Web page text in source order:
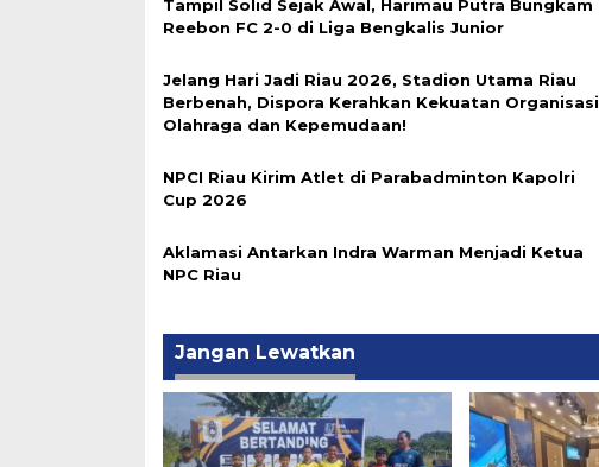
Tampil Solid Sejak Awal, Harimau Putra Bungkam
Reebon FC 2-0 di Liga Bengkalis Junior
Jelang Hari Jadi Riau 2026, Stadion Utama Riau
Berbenah, Dispora Kerahkan Kekuatan Organisasi
Olahraga dan Kepemudaan!
NPCI Riau Kirim Atlet di Parabadminton Kapolri
Cup 2026
Aklamasi Antarkan Indra Warman Menjadi Ketua
NPC Riau
Jangan Lewatkan